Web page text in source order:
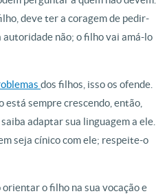
deve ter a coragem de pedir-
autoridade não; o filho vai amá-lo
dos filhos, isso os ofende.
está sempre crescendo, então,
adaptar sua linguagem a ele.
seja cínico com ele; respeite-o
o filho na sua vocação e